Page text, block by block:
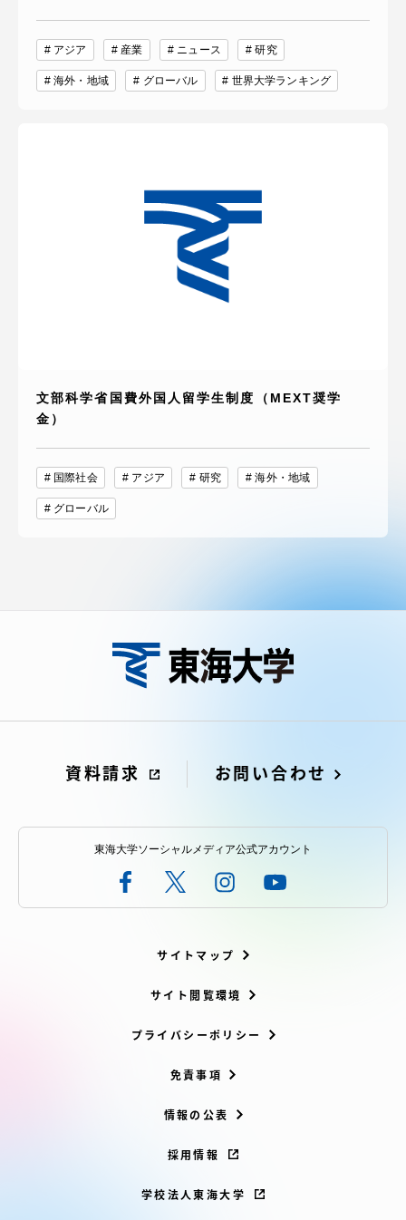
アジア 産業 ニュース 研究
海外・地域 グローバル 世界大学ランキング
文部科学省国費外国人留学生制度（MEXT奨学
金）
国際社会 アジア 研究 海外・地域
グローバル
資料請求 お問い合わせ
東海大学ソーシャルメディア公式アカウント
サイトマップ
サイト閲覧環境
プライバシーポリシー
免責事項
情報の公表
採用情報
学校法人東海大学